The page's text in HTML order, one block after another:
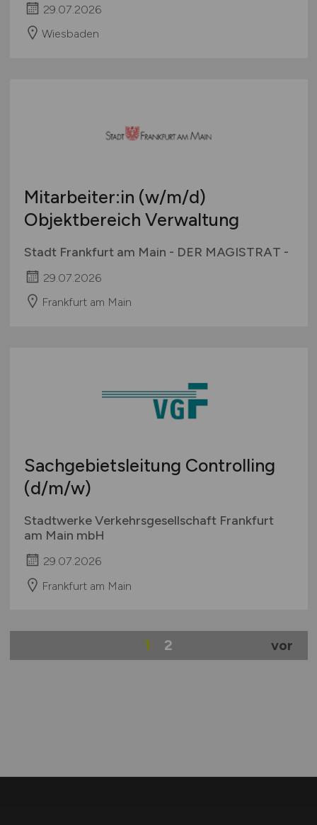
29.07.2026
Wiesbaden
Mitarbeiter:in (w/m/d)
Objektbereich Verwaltung
Stadt Frankfurt am Main - DER MAGISTRAT -
29.07.2026
Frankfurt am Main
Sachgebietsleitung Controlling
(d/m/w)
Stadtwerke Verkehrsgesellschaft Frankfurt
am Main mbH
29.07.2026
Frankfurt am Main
1 2 vor